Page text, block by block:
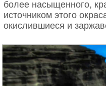
более насыщенного,
источником этого
окислившиеся и